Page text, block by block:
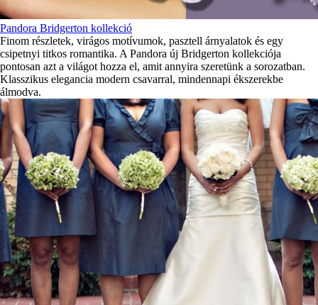
Pandora Bridgerton kollekció
Finom részletek, virágos motívumok, pasztell árnyalatok és egy
csipetnyi titkos romantika. A Pandora új Bridgerton kollekciója
pontosan azt a világot hozza el, amit annyira szeretünk a sorozatban.
Klasszikus elegancia modern csavarral, mindennapi ékszerekbe
álmodva.